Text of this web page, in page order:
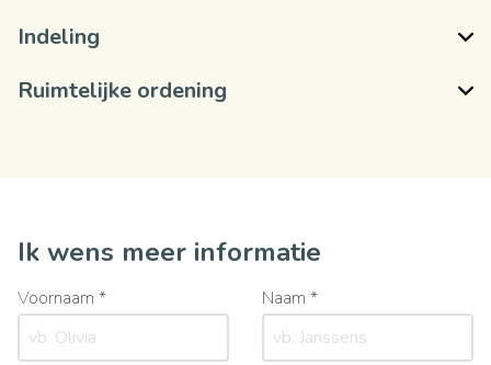
Indeling
Ruimtelijke ordening
Ik wens meer informatie
Voornaam * Naam *